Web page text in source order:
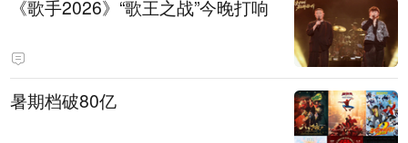
《歌手2026》“歌王之战”今晚打响
暑期档破80亿